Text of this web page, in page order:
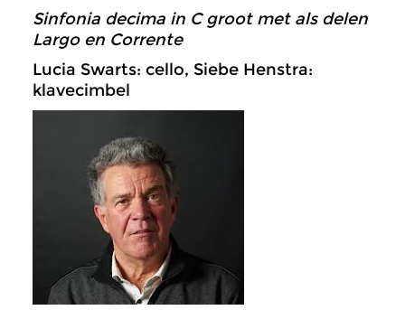
Sinfonia decima in C groot met als delen
Largo en Corrente
Lucia Swarts: cello, Siebe Henstra:
klavecimbel